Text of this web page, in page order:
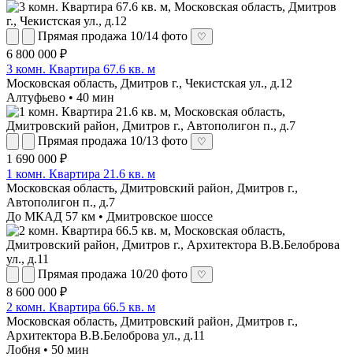
Прямая продажа 10/14 фото ♡
6 800 000 ₽
3 комн. Квартира 67.6 кв. м
Московская область, Дмитров г., Чекистская ул., д.12
Алтуфьево • 40 мин
Прямая продажа 10/13 фото ♡
1 690 000 ₽
1 комн. Квартира 21.6 кв. м
Московская область, Дмитровский район, Дмитров г.,
Автополигон п., д.7
До МКАД 57 км • Дмитровское шоссе
Прямая продажа 10/20 фото ♡
8 600 000 ₽
2 комн. Квартира 66.5 кв. м
Московская область, Дмитровский район, Дмитров г.,
Архитектора В.В.Белоброва ул., д.11
Лобня • 50 мин